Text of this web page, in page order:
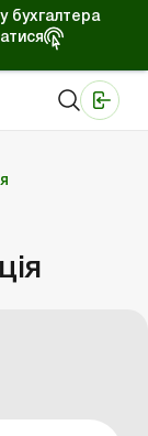
бухгалтера